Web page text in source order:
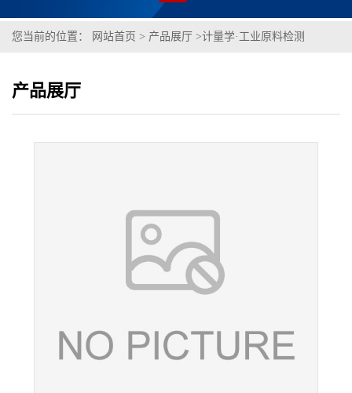
您当前的位置： 网站首页 > 产品展厅 >计量学·工业原料检测
产品展厅